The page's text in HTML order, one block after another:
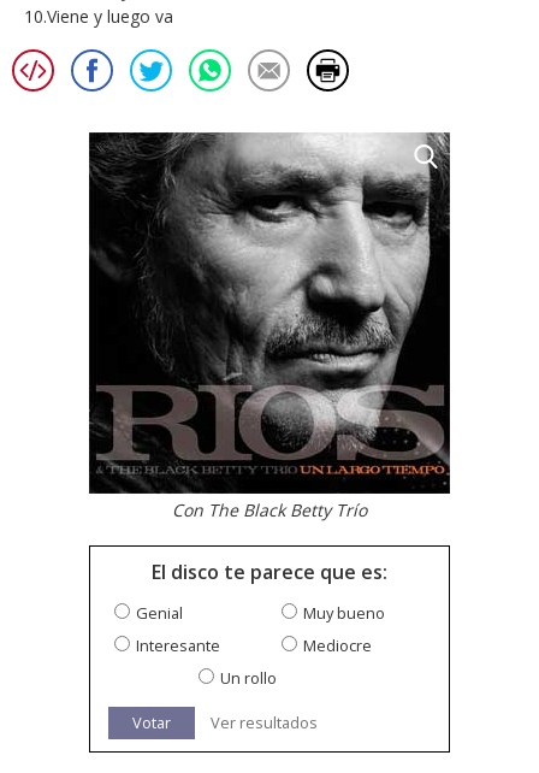
10.Viene y luego va
Con The Black Betty Trío
El disco te parece que es:
Genial
Muy bueno
Interesante
Mediocre
Un rollo
Votar Ver resultados